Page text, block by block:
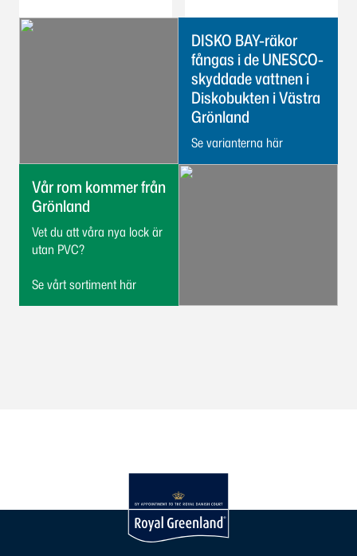
DISKO BAY-räkor
fångas i de UNESCO-
skyddade vattnen i
Diskobukten i Västra
Grönland
Se varianterna här
Vår rom kommer från
Grönland
Vet du att våra nya lock är
utan PVC?
Se vårt sortiment här